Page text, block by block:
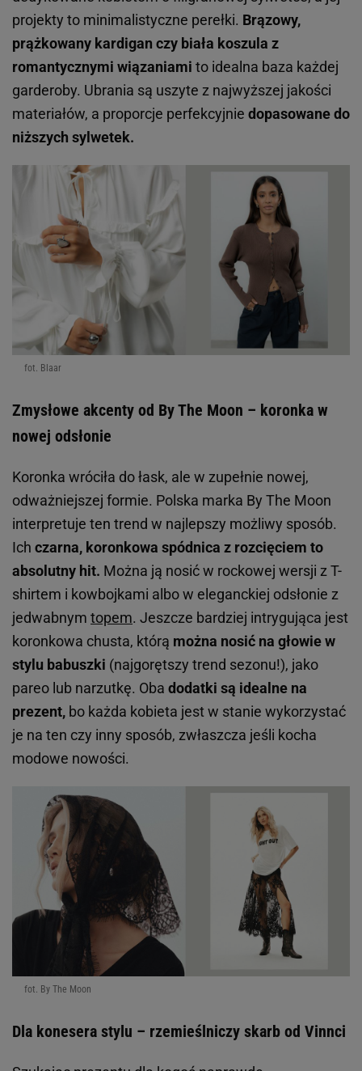
projekty to minimalistyczne perełki. Brązowy,
prążkowany kardigan czy biała koszula z
romantycznymi wiązaniami to idealna baza każdej
garderoby. Ubrania są uszyte z najwyższej jakości
materiałów, a proporcje perfekcyjnie dopasowane do
niższych sylwetek.
fot. Blaar
Zmysłowe akcenty od By The Moon – koronka w
nowej odsłonie
Koronka wróciła do łask, ale w zupełnie nowej,
odważniejszej formie. Polska marka By The Moon
interpretuje ten trend w najlepszy możliwy sposób.
Ich czarna, koronkowa spódnica z rozcięciem to
absolutny hit. Można ją nosić w rockowej wersji z T-
shirtem i kowbojkami albo w eleganckiej odsłonie z
jedwabnym topem. Jeszcze bardziej intrygująca jest
koronkowa chusta, którą można nosić na głowie w
stylu babuszki (najgorętszy trend sezonu!), jako
pareo lub narzutkę. Oba dodatki są idealne na
prezent, bo każda kobieta jest w stanie wykorzystać
je na ten czy inny sposób, zwłaszcza jeśli kocha
modowe nowości.
fot. By The Moon
Dla konesera stylu – rzemieślniczy skarb od Vinnci